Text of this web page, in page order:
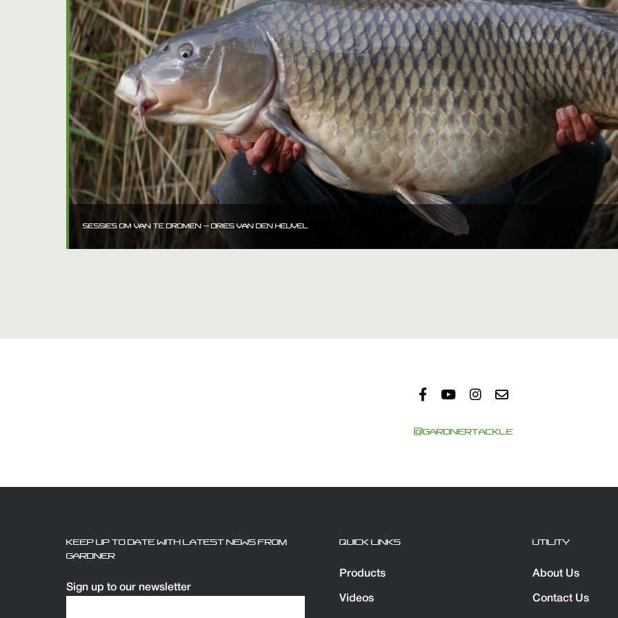
SESSIES OM VAN TE DROMEN – DRIES VAN DEN HEUVEL
@GARDNERTACKLE
KEEP UP TO DATE WITH LATEST NEWS FROM
GARDNER
Sign up to our newsletter
QUICK LINKS
Products
Videos
UTILITY
About Us
Contact Us